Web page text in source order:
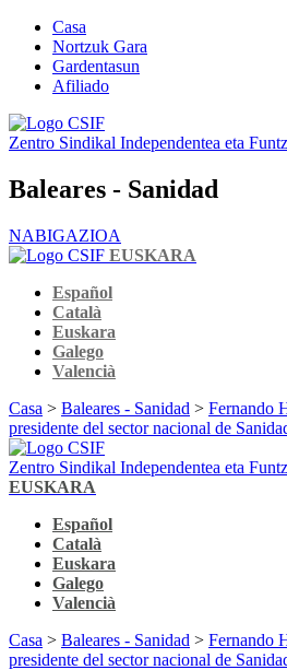
Casa
Nortzuk Gara
Gardentasun
Afiliado
Zentro Sindikal Independentea eta
Baleares - Sanidad
NABIGAZIOA
EUSKARA
Español
Català
Euskara
Galego
Valencià
Casa > Baleares - Sanidad > Fernando
presidente del sector nacional de
Zentro Sindikal Independentea eta
EUSKARA
Español
Català
Euskara
Galego
Valencià
Casa > Baleares - Sanidad > Fernando
presidente del sector nacional de